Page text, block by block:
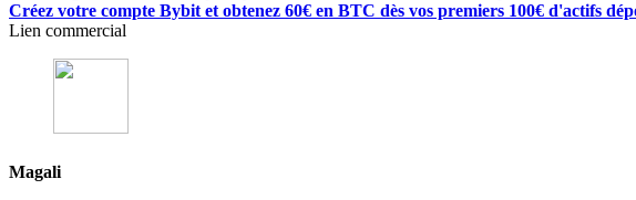
Créez votre compte Bybit et obtenez 60€ en BTC dès vos premiers 100€ d'actifs
Lien commercial
Magali